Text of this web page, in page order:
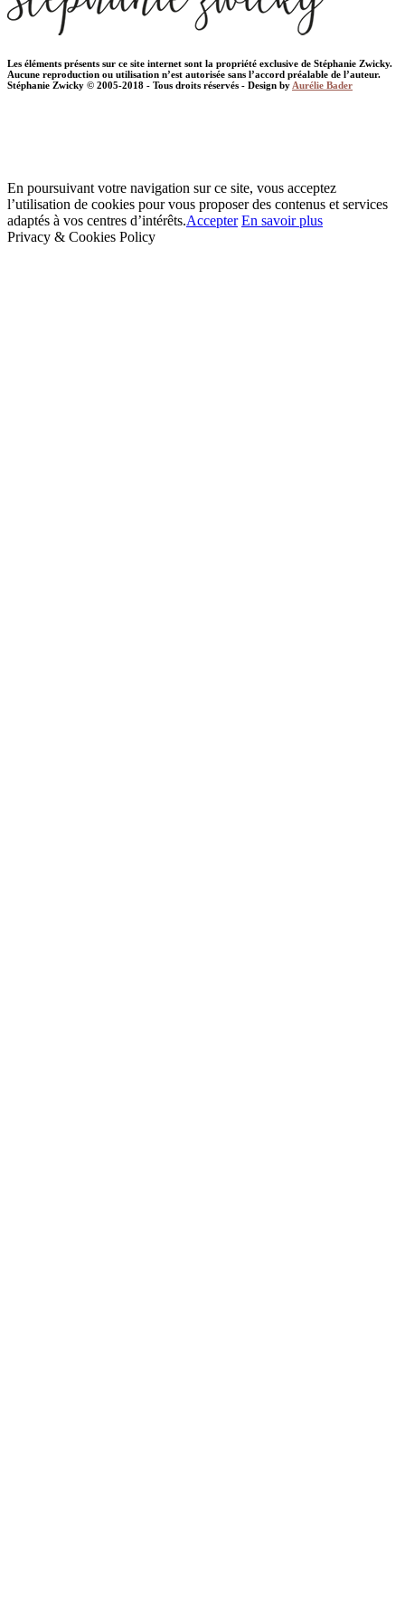
Les éléments présents sur ce site internet sont la propriété exclusive de Stéphanie Zwicky.
Aucune reproduction ou utilisation n’est autorisée sans l’accord préalable de l’auteur.
Stéphanie Zwicky © 2005-2018 - Tous droits réservés - Design byAurélie Bader
En poursuivant votre navigation sur ce site, vous acceptez
l’utilisation de cookies pour vous proposer des contenus et services
adaptés à vos centres d’intérêts.Accepter En savoir plus
Privacy & Cookies Policy